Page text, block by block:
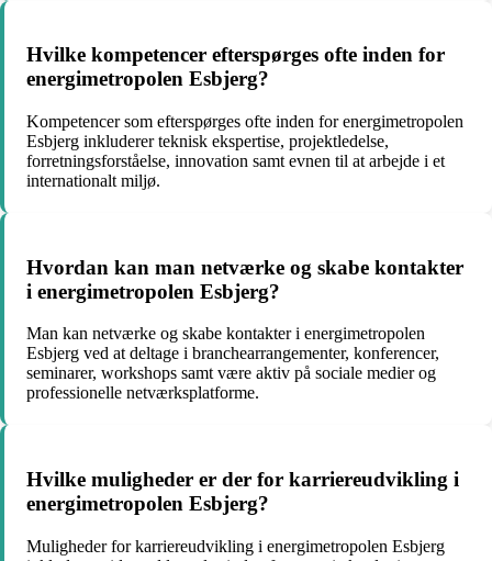
Hvilke kompetencer efterspørges ofte inden for
energimetropolen Esbjerg?
Kompetencer som efterspørges ofte inden for energimetropolen
Esbjerg inkluderer teknisk ekspertise, projektledelse,
forretningsforståelse, innovation samt evnen til at arbejde i et
internationalt miljø.
Hvordan kan man netværke og skabe kontakter
i energimetropolen Esbjerg?
Man kan netværke og skabe kontakter i energimetropolen
Esbjerg ved at deltage i branchearrangementer, konferencer,
seminarer, workshops samt være aktiv på sociale medier og
professionelle netværksplatforme.
Hvilke muligheder er der for karriereudvikling i
energimetropolen Esbjerg?
Muligheder for karriereudvikling i energimetropolen Esbjerg